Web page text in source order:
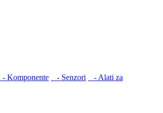
- Komponente - Senzori
- Alati za